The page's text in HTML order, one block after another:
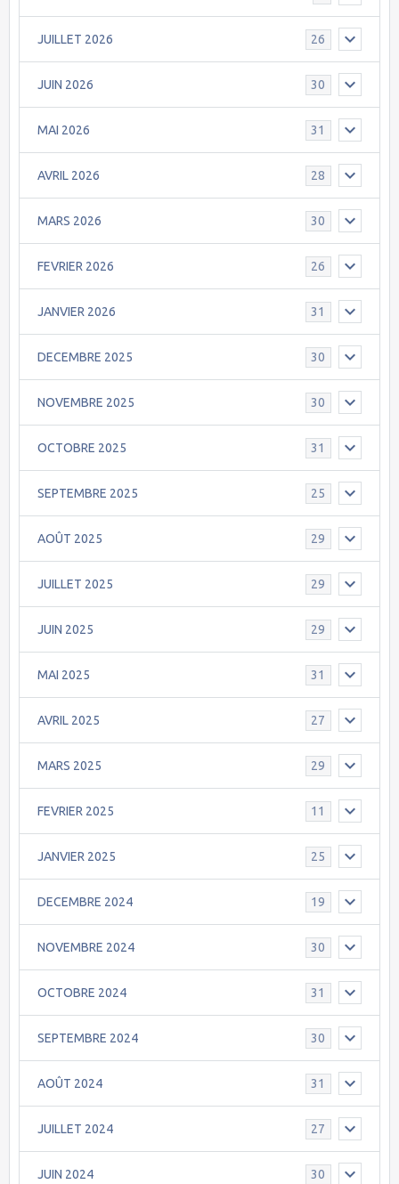
JUILLET 2026 26
JUIN 2026 30
MAI 2026 31
AVRIL 2026 28
MARS 2026 30
FEVRIER 2026 26
JANVIER 2026 31
DECEMBRE 2025 30
NOVEMBRE 2025 30
OCTOBRE 2025 31
SEPTEMBRE 2025 25
AOÛT 2025 29
JUILLET 2025 29
JUIN 2025 29
MAI 2025 31
AVRIL 2025 27
MARS 2025 29
FEVRIER 2025 11
JANVIER 2025 25
DECEMBRE 2024 19
NOVEMBRE 2024 30
OCTOBRE 2024 31
SEPTEMBRE 2024 30
AOÛT 2024 31
JUILLET 2024 27
JUIN 2024 30